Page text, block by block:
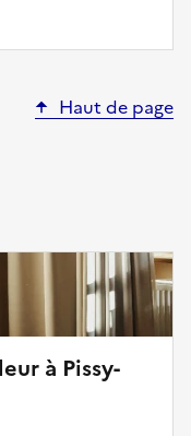
Haut de page